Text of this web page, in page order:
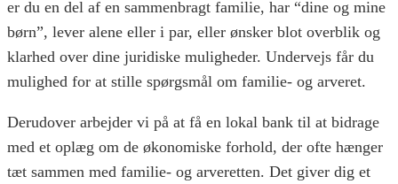
er du en del af en sammenbragt familie, har “dine og mine
børn”, lever alene eller i par, eller ønsker blot overblik og
klarhed over dine juridiske muligheder. Undervejs får du
mulighed for at stille spørgsmål om familie- og arveret.
Derudover arbejder vi på at få en lokal bank til at bidrage
med et oplæg om de økonomiske forhold, der ofte hænger
tæt sammen med familie- og arveretten. Det giver dig et